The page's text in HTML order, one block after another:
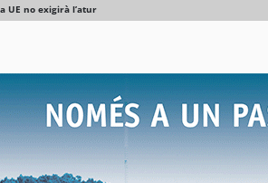
UE no exigirà l’atur